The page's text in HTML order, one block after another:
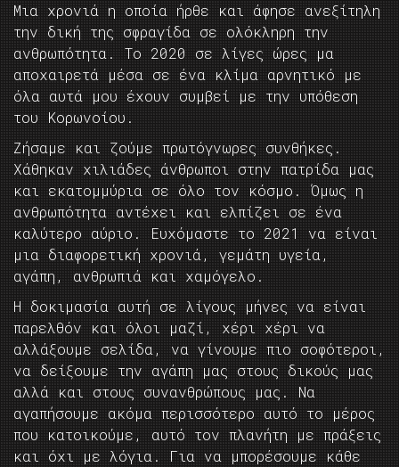
Μια χρονιά η οποία ήρθε και άφησε ανεξίτηλη
την δική της σφραγίδα σε ολόκληρη την
ανθρωπότητα. Το 2020 σε λίγες ώρες μα
αποχαιρετά μέσα σε ένα κλίμα αρνητικό με
όλα αυτά μου έχουν συμβεί με την υπόθεση
του Κορωνοίου.
Ζήσαμε και ζούμε πρωτόγνωρες συνθήκες.
Χάθηκαν χιλιάδες άνθρωποι στην πατρίδα μας
και εκατομμύρια σε όλο τον κόσμο. Όμως η
ανθρωπότητα αντέχει και ελπίζει σε ένα
καλύτερο αύριο. Ευχόμαστε το 2021 να είναι
μια διαφορετική χρονιά, γεμάτη υγεία,
αγάπη, ανθρωπιά και χαμόγελο.
Η δοκιμασία αυτή σε λίγους μήνες να είναι
παρελθόν και όλοι μαζί, χέρι χέρι να
αλλάξουμε σελίδα, να γίνουμε πιο σοφότεροι,
να δείξουμε την αγάπη μας στους δικούς μας
αλλά και στους συνανθρώπους μας. Να
αγαπήσουμε ακόμα περισσότερο αυτό το μέρος
που κατοικούμε, αυτό τον πλανήτη με πράξεις
και όχι με λόγια. Για να μπορέσουμε κάθε